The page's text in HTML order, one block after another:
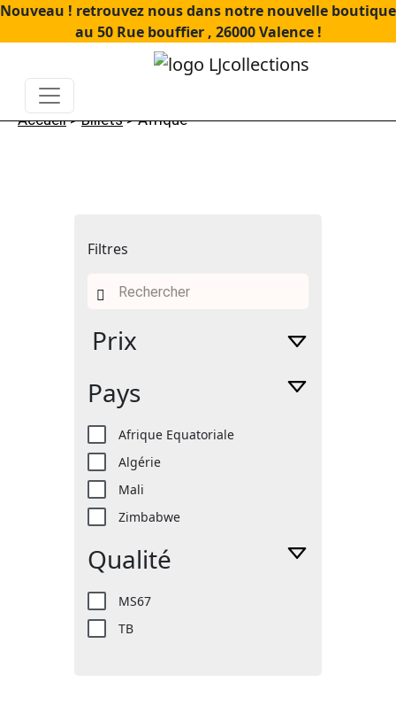
Nouveau ! retrouvez nous dans notre nouvelle boutique
au 50 Rue bouffier , 26000 Valence !
Accueil>Billets> Afrique
Filtres
Recherche
Prix
Pays
Afrique Equatoriale
Algérie
Mali
Zimbabwe
Qualité
MS67
TB